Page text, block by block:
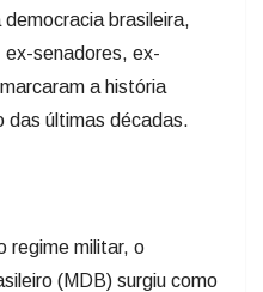
brasileira,
senadores, ex-
a história
últimas décadas.
regime militar, o
(MDB) surgiu como